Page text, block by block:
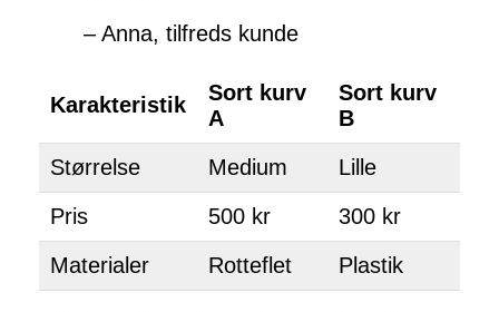
– Anna, tilfreds kunde
Karakteristik
Sort kurv
A
Sort kurv
B
Størrelse
Medium
Lille
Pris
500 kr
300 kr
Materialer
Rotteflet Plastik